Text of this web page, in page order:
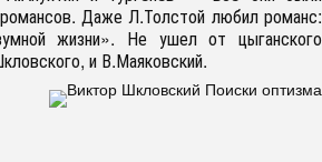
Даже Л.Толстой любил романс:
жизни». Не ушел от цыганского
и В.Маяковский.